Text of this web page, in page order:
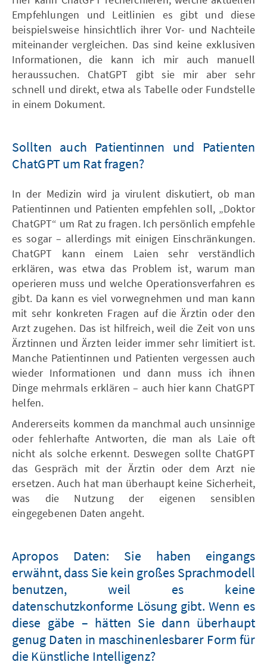
Empfehlungen und Leitlinien es gibt und diese
beispielsweise hinsichtlich ihrer Vor- und Nachteile
miteinander vergleichen. Das sind keine exklusiven
Informationen, die kann ich mir auch manuell
heraussuchen. ChatGPT gibt sie mir aber sehr
schnell und direkt, etwa als Tabelle oder Fundstelle
in einem Dokument.
Sollten auch Patientinnen und Patienten
ChatGPT um Rat fragen?
In der Medizin wird ja virulent diskutiert, ob man
Patientinnen und Patienten empfehlen soll, „Doktor
ChatGPT“ um Rat zu fragen. Ich persönlich empfehle
es sogar – allerdings mit einigen Einschränkungen.
ChatGPT kann einem Laien sehr verständlich
erklären, was etwa das Problem ist, warum man
operieren muss und welche Operationsverfahren es
gibt. Da kann es viel vorwegnehmen und man kann
mit sehr konkreten Fragen auf die Ärztin oder den
Arzt zugehen. Das ist hilfreich, weil die Zeit von uns
Ärztinnen und Ärzten leider immer sehr limitiert ist.
Manche Patientinnen und Patienten vergessen auch
wieder Informationen und dann muss ich ihnen
Dinge mehrmals erklären – auch hier kann ChatGPT
helfen.
Andererseits kommen da manchmal auch unsinnige
oder fehlerhafte Antworten, die man als Laie oft
nicht als solche erkennt. Deswegen sollte ChatGPT
das Gespräch mit der Ärztin oder dem Arzt nie
ersetzen. Auch hat man überhaupt keine Sicherheit,
was die Nutzung der eigenen sensiblen
eingegebenen Daten angeht.
Apropos Daten: Sie haben eingangs
erwähnt, dass Sie kein großes Sprachmodell
benutzen, weil es keine
datenschutzkonforme Lösung gibt. Wenn es
diese gäbe – hätten Sie dann überhaupt
genug Daten in maschinenlesbarer Form für
die Künstliche Intelligenz?